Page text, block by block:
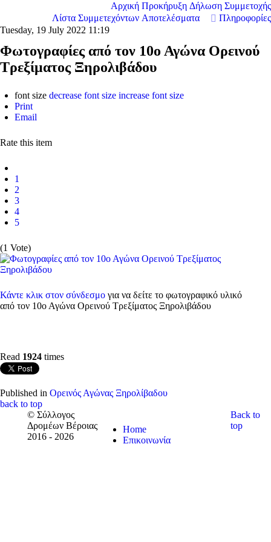
Αρχική Προκήρυξη Δήλωση Συμμετοχής
Λίστα Συμμετεχόντων Αποτελέσματα
Πληροφορίες
Tuesday, 19 July 2022 11:19
Φωτογραφίες από τον 10ο Αγώνα Ορεινού
Τρεξίματος Ξηρολιβάδου
font size decrease font size increase font size
Print
Email
Rate this item
1
2
3
4
5
(1 Vote)
Κάντε κλικ στον σύνδεσμο για να δείτε το φωτογραφικό υλικό
από τον 10ο Αγώνα Ορεινού Τρεξίματος Ξηρολιβάδου
Read 1924 times
Published in Ορεινός Αγώνας Ξηρολίβαδου
back to top
© Σύλλογος
Δρομέων Βέροιας
2016 - 2026
Home
Επικοινωνία
Back to
top